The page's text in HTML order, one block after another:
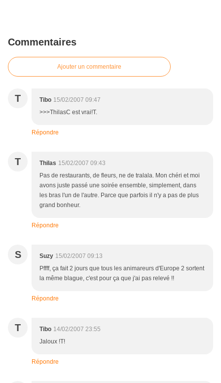
Commentaires
Ajouter un commentaire
T Tibo 15/02/2007 09:47
>>>ThilasC est vrai!T.
Répondre
T Thilas 15/02/2007 09:43
Pas de restaurants, de fleurs, ne de tralala. Mon chéri et moi
avons juste passé une soirée ensemble, simplement, dans
les bras l'un de l'autre. Parce que parfois il n'y a pas de plus
grand bonheur.
Répondre
S Suzy 15/02/2007 09:13
Pffff, ça fait 2 jours que tous les animareurs d'Europe 2 sortent
la même blague, c'est pour ça que j'ai pas relevé !!
Répondre
T Tibo 14/02/2007 23:55
Jaloux !T!
Répondre